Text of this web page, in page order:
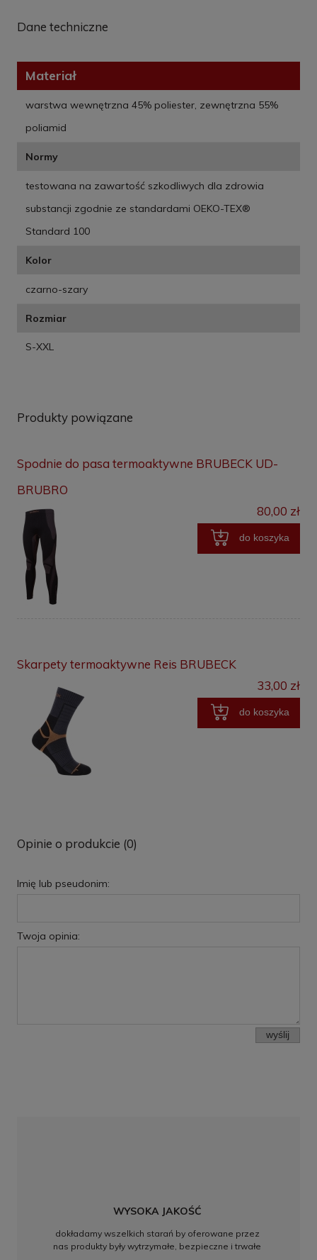
Dane techniczne
Materiał
warstwa wewnętrzna 45% poliester, zewnętrzna 55%
poliamid
Normy
testowana na zawartość szkodliwych dla zdrowia
substancji zgodnie ze standardami OEKO-TEX®
Standard 100
Kolor
czarno-szary
Rozmiar
S-XXL
Produkty powiązane
Spodnie do pasa termoaktywne BRUBECK UD-
BRUBRO
80,00 zł
do koszyka
Skarpety termoaktywne Reis BRUBECK
33,00 zł
do koszyka
Opinie o produkcie (0)
Imię lub pseudonim:
Twoja opinia:
wyślij
WYSOKA JAKOŚĆ
dokładamy wszelkich starań by oferowane przez
nas produkty były wytrzymałe, bezpieczne i trwałe